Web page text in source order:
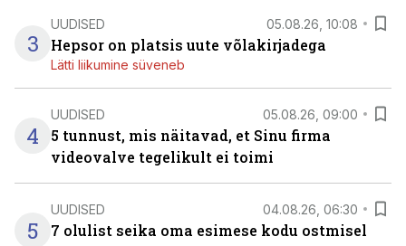
3
UUDISED 05.08.26, 10:08
Hepsor on platsis uute võlakirjadega
Lätti liikumine süveneb
4
UUDISED 05.08.26, 09:00
5 tunnust, mis näitavad, et Sinu firma
videovalve tegelikult ei toimi
5
UUDISED 04.08.26, 06:30
7 olulist seika oma esimese kodu ostmisel